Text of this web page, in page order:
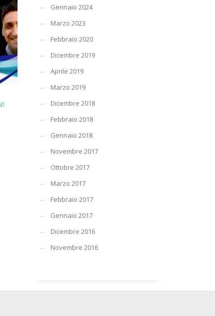
Gennaio 2024
Marzo 2023
Febbraio 2020
Dicembre 2019
Aprile 2019
Marzo 2019
Dicembre 2018
Febbraio 2018
Gennaio 2018
Novembre 2017
Ottobre 2017
Marzo 2017
Febbraio 2017
Gennaio 2017
Dicembre 2016
Novembre 2016